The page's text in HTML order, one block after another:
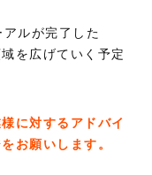
ルが完了した
を広げていく予定
に対するアドバイ
お願いします。